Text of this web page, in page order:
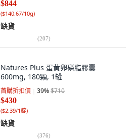
$844
($140.67/10g)
缺貨
(207)
Natures Plus 蛋黄卵磷脂膠囊
600mg, 180顆, 1罐
首購折扣價 39%$710
$430
($2.39/1錠)
缺貨
(376)